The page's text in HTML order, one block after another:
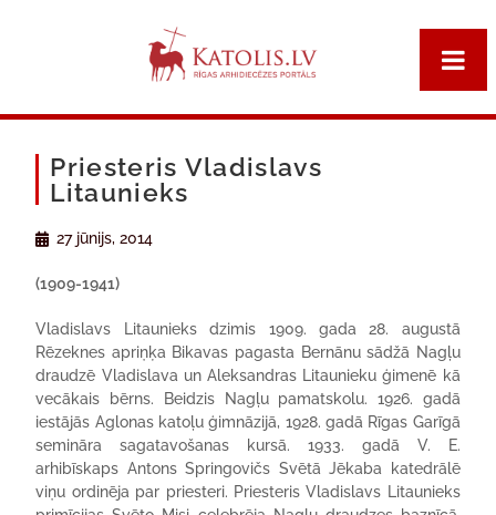
Priesteris Vladislavs
Litaunieks
27 jūnijs, 2014
(1909-1941)
Vladislavs Litaunieks dzimis 1909. gada 28. augustā
Rēzeknes apriņķa Bikavas pagasta Bernānu sādžā Nagļu
draudzē Vladislava un Aleksandras Litaunieku ģimenē kā
vecākais bērns. Beidzis Nagļu pamatskolu. 1926. gadā
iestājās Aglonas katoļu ģimnāzijā, 1928. gadā Rīgas Garīgā
semināra sagatavošanas kursā. 1933. gadā V. E.
arhibīskaps Antons Springovičs Svētā Jēkaba katedrālē
viņu ordinēja par priesteri. Priesteris Vladislavs Litaunieks